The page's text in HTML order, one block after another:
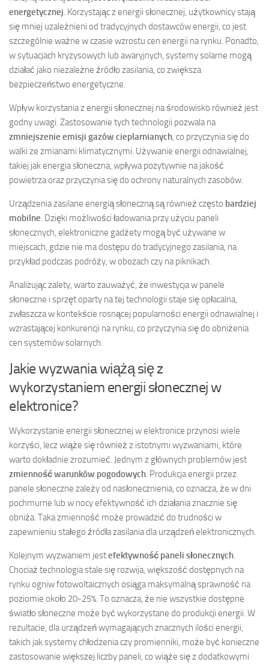
energetycznej. Korzystając z energii słonecznej, użytkownicy stają
się mniej uzależnieni od tradycyjnych dostawców energii, co jest
szczególnie ważne w czasie wzrostu cen energii na rynku. Ponadto,
w sytuacjach kryzysowych lub awaryjnych, systemy solarne mogą
działać jako niezależne źródło zasilania, co zwiększa
bezpieczeństwo energetyczne.
Wpływ korzystania z energii słonecznej na środowisko również jest
godny uwagi. Zastosowanie tych technologii pozwala na
zmniejszenie emisji gazów cieplarnianych, co przyczynia się do
walki ze zmianami klimatycznymi. Używanie energii odnawialnej,
takiej jak energia słoneczna, wpływa pozytywnie na jakość
powietrza oraz przyczynia się do ochrony naturalnych zasobów.
Urządzenia zasilane energią słoneczną są również często bardziej
mobilne. Dzięki możliwości ładowania przy użyciu paneli
słonecznych, elektroniczne gadżety mogą być używane w
miejscach, gdzie nie ma dostępu do tradycyjnego zasilania, na
przykład podczas podróży, w obozach czy na piknikach.
Analizując zalety, warto zauważyć, że inwestycja w panele
słoneczne i sprzęt oparty na tej technologii staje się opłacalna,
zwłaszcza w kontekście rosnącej popularności energii odnawialnej i
wzrastającej konkurencji na rynku, co przyczynia się do obniżenia
cen systemów solarnych.
Jakie wyzwania wiążą się z
wykorzystaniem energii słonecznej w
elektronice?
Wykorzystanie energii słonecznej w elektronice przynosi wiele
korzyści, lecz wiąże się również z istotnymi wyzwaniami, które
warto dokładnie zrozumieć. Jednym z głównych problemów jest
zmienność warunków pogodowych. Produkcja energii przez
panele słoneczne zależy od nasłonecznienia, co oznacza, że w dni
pochmurne lub w nocy efektywność ich działania znacznie się
obniża. Taka zmienność może prowadzić do trudności w
zapewnieniu stałego źródła zasilania dla urządzeń elektronicznych.
Kolejnym wyzwaniem jestefektywność paneli słonecznych.
Chociaż technologia stale się rozwija, większość dostępnych na
rynku ogniw fotowoltaicznych osiąga maksymalną sprawność na
poziomie około 20-25%. To oznacza, że nie wszystkie dostępne
światło słoneczne może być wykorzystane do produkcji energii. W
rezultacie, dla urządzeń wymagających znacznych ilości energii,
takich jak systemy chłodzenia czy promienniki, może być konieczne
zastosowanie większej liczby paneli, co wiąże się z dodatkowymi